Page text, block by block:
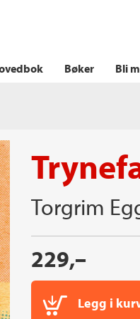
Bøker Bli
Torgrim
229,–
Legg i